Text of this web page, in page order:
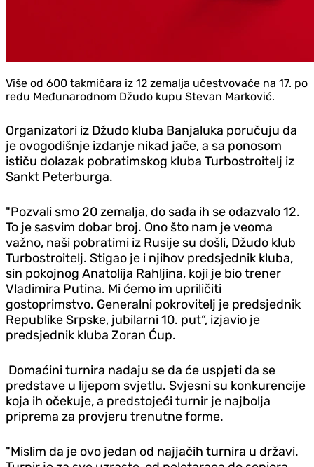
Više od 600 takmičara iz 12 zemalja učestvovaće na 17. po
redu Međunarodnom Džudo kupu Stevan Marković.
Organizatori iz Džudo kluba Banjaluka poručuju da
je ovogodišnje izdanje nikad jače, a sa ponosom
ističu dolazak pobratimskog kluba Turbostroitelj iz
Sankt Peterburga.
"Pozvali smo 20 zemalja, do sada ih se odazvalo 12.
To je sasvim dobar broj. Ono što nam je veoma
važno, naši pobratimi iz Rusije su došli, Džudo klub
Turbostroitelj. Stigao je i njihov predsjednik kluba,
sin pokojnog Anatolija Rahljina, koji je bio trener
Vladimira Putina. Mi ćemo im upriličiti
gostoprimstvo. Generalni pokrovitelj je predsjednik
Republike Srpske, jubilarni 10. put“, izjavio je
predsjednik kluba Zoran Ćup.
Domaćini turnira nadaju se da će uspjeti da se
predstave u lijepom svjetlu. Svjesni su konkurencije
koja ih očekuje, a predstojeći turnir je najbolja
priprema za provjeru trenutne forme.
"Mislim da je ovo jedan od najjačih turnira u državi.